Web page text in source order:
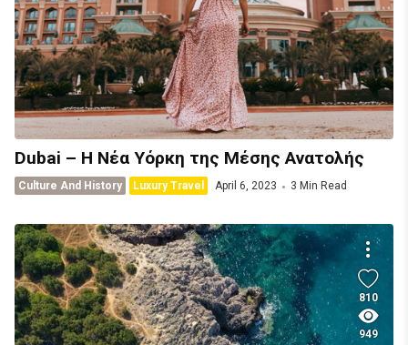
Dubai – Η Νέα Υόρκη της Μέσης Ανατολής
Culture And History Luxury Travel April 6, 2023 3 Min Read
810
949